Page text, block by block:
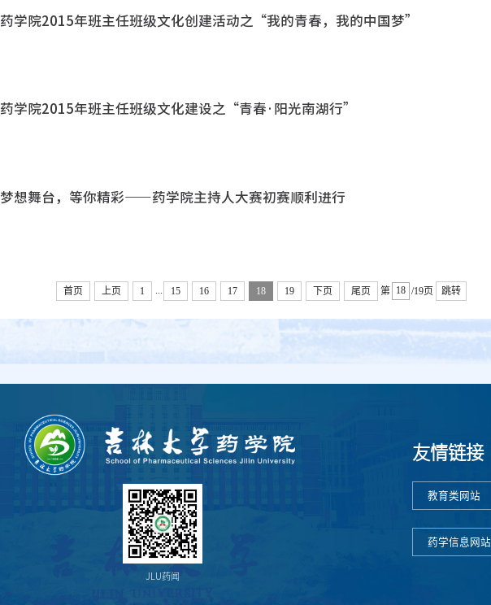
药学院2015年班主任班级文化创建活动之“我的青春，我的中国梦”
药学院2015年班主任班级文化建设之“青春·阳光南湖行”
梦想舞台，等你精彩——药学院主持人大赛初赛顺利进行
首页 上页 1 15 16 17 18 19 下页 尾页 第 /19页 跳转
JLU药闻
友情链接
教育类网站
药学信息网站